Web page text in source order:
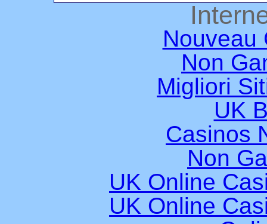
Nouveau
Non
Migliori
UK
Casinos
Non
UK Online
UK Online